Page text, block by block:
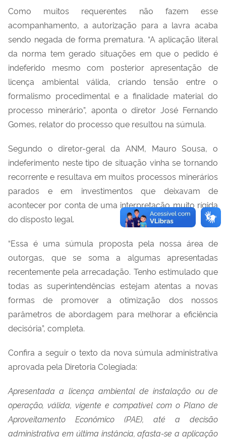
Como muitos requerentes não fazem esse
acompanhamento, a autorização para a lavra acaba
sendo negada de forma prematura. “A aplicação literal
da norma tem gerado situações em que o pedido é
indeferido mesmo com posterior apresentação de
licença ambiental válida, criando tensão entre o
formalismo procedimental e a finalidade material do
processo minerário”, aponta o diretor José Fernando
Gomes, relator do processo que resultou na súmula.
Segundo o diretor-geral da ANM, Mauro Sousa, o
indeferimento neste tipo de situação vinha se tornando
recorrente e resultava em muitos processos minerários
parados e em investimentos que deixavam de
acontecer por conta de uma interpretação muito rígida
do disposto legal.
“Essa é uma súmula proposta pela nossa área de
outorgas, que se soma a algumas apresentadas
recentemente pela arrecadação. Tenho estimulado que
todas as superintendências estejam atentas a novas
formas de promover a otimização dos nossos
parâmetros de abordagem para melhorar a eficiência
decisória”, completa.
Confira a seguir o texto da nova súmula administrativa
aprovada pela Diretoria Colegiada:
Apresentada a licença ambiental de instalação ou de
operação, válida, vigente e compatível com o Plano de
Aproveitamento Econômico (PAE), até a decisão
administrativa em última instância, afasta-se a aplicação